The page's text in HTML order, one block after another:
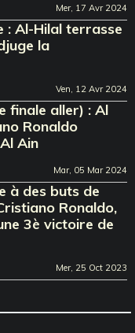
Mer, 17 Avr 2024
: Al-Hilal terrasse
la
Ven, 12 Avr 2024
finale aller) : Al
Ronaldo
Ain
Mar, 05 Mar 2024
à des buts de
Ronaldo,
3è victoire de
Mer, 25 Oct 2023